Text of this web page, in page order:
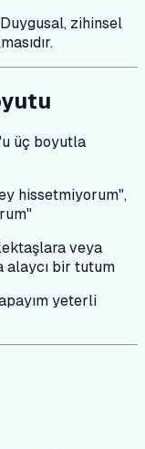
zihinsel
üç boyutla
hissetmiyorum",
veya
alaycı bir tutum
yeterli